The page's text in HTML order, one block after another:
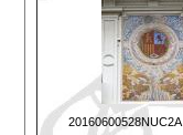
20160600528NUC2A